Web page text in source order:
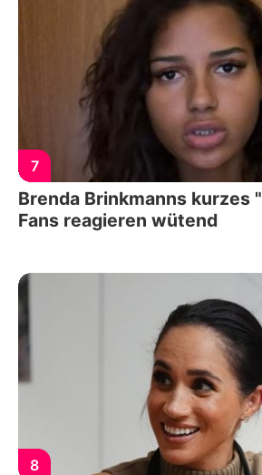
7
Brenda Brinkmanns kurzes
Fans reagieren wütend
8